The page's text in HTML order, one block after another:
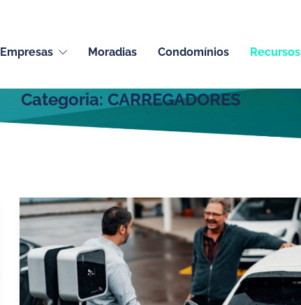
Empresas Moradias Condomínios Recursos
Categoria: CARREGADORES